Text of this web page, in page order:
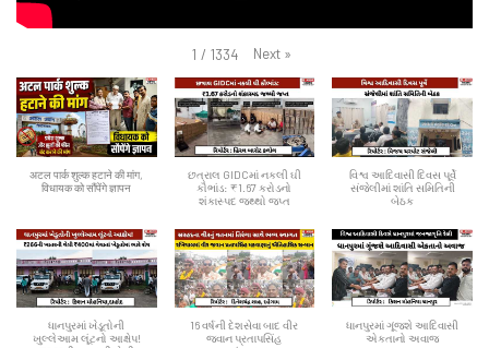
1 / 1334 Next »
अटल पार्क शुल्क हटाने की मांग,
विधायक को सौंपेंगे ज्ञापन
છત્રાલ GIDCમાં નકલી ઘી
કૌભાંડ: ₹1.67 કરોડનો
શંકાસ્પદ જથ્થો જપ્ત
વિશ્વ આદિવાસી દિવસ પૂર્વે
સંજેલીમાં શાંતિ સમિતિની
બેઠક
ધાનપુરમાં ખેડૂતોની
ખુલ્લેઆમ લૂંટનો આક્ષેપ!
16 વર્ષની દેશસેવા બાદ વીર
જવાન પ્રતાપસિંહ
ધાનપુરમાં ગૂંજશે આદિવાસી
એકતાનો અવાજ